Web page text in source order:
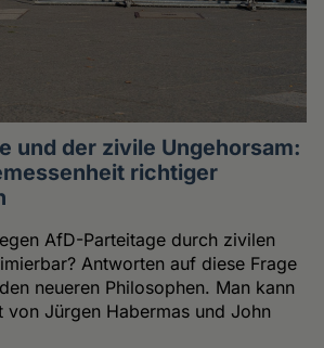
und der zivile Ungehorsam:
richtiger
AfD-Parteitage durch zivilen
Antworten auf diese Frage
neueren Philosophen. Man kann
von Jürgen Habermas und John